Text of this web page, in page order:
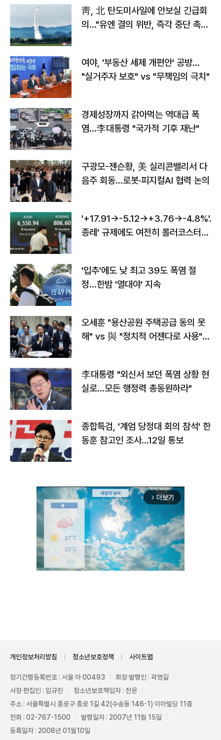
靑, 北 탄도미사일에 안보실 긴급회
의…"유엔 결의 위반, 즉각 중단 촉
여야, '부동산 세제 개편안' 공방…
"실거주자 보호" vs "무책임의 극치"
경제성장까지 갉아먹는 역대급 폭
염…李대통령 "국가적 기후 재난"
구광모-젠슨황, 美 실리콘밸리서 다
음주 회동…로봇·피지컬AI 협력 논의
'+17.91→-5.12→+3.76→-4.8%'…'
종레' 규제에도 여전히 롤러코스터
'입추'에도 낮 최고 39도 폭염 절
정…한밤 '열대야' 지속
오세훈 "용산공원 주택공급 동의 못
해" vs 與 "정치적 어젠다로 사용"
李대통령 "외신서 보던 폭염 상황 현
실로…모든 행정력 총동원하라"
종합특검, '계엄 당정대 회의 참석' 한
동훈 참고인 조사...12일 통보
arrow_forward_ios 더보기
개인정보처리방침 청소년보호정책 사이트맵
정기간행등록번호 : 서울 아 00493
회장·발행인 : 곽영길
사장·편집인 : 임규진
청소년보호책임자 : 전운
주소 : 서울특별시 종로구 종로 1길 42(수송동 146-1) 이마빌딩 11층
전화 : 02-767-1500
발행일자 : 2007년 11월 15일
등록일자 : 2008년 01월10일